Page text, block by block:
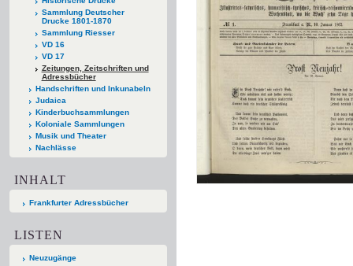
Sammlung Deutscher
Drucke 1801-1870
Sammlung Riesser
VD 16
VD 17
Zeitungen, Zeitschriften und
Adressbücher
Handschriften und Inkunabeln
Judaica
Kinderbuchsammlungen
Koloniale Sammlungen
Musik und Theater
Nachlässe
INHALT
Frankfurter Adressbücher
LISTEN
Neuzugänge